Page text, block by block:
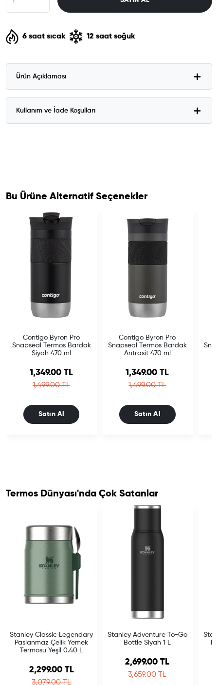
6 saat sıcak 12 saat soğuk
Ürün Açıklaması
Kullanım ve İade Koşulları
Bu Ürüne Alternatif Seçenekler
Contigo Byron Pro
Snapseal Termos Bardak
Siyah 470 ml
Sale price
1,349.00 TL
Regular price
1,499.00 TL
Satın Al
Contigo Byron Pro
Snapseal Termos Bardak
Antrasit 470 ml
Sale price
1,349.00 TL
Regular price
1,499.00 TL
Satın Al
Termos Dünyası'nda Çok Satanlar
Stanley Classic Legendary
Paslanmaz Çelik Yemek
Termosu Yeşil 0.40 L
Sale price
2,299.00 TL
Regular price
3,079.00 TL
Stanley Adventure To-Go
Bottle Siyah 1 L
Sale price
2,699.00 TL
Regular price
3,659.00 TL